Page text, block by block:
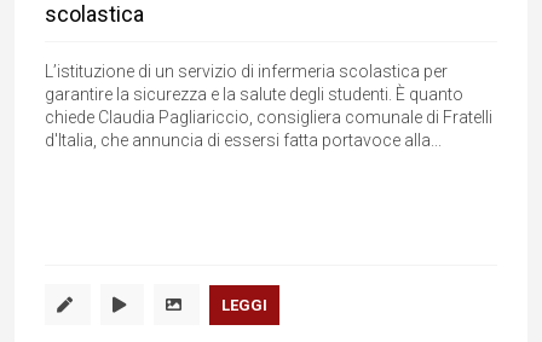
scolastica
L’istituzione di un servizio di infermeria scolastica per
garantire la sicurezza e la salute degli studenti. È quanto
chiede Claudia Pagliariccio, consigliera comunale di Fratelli
d'Italia, che annuncia di essersi fatta portavoce alla...
LEGGI